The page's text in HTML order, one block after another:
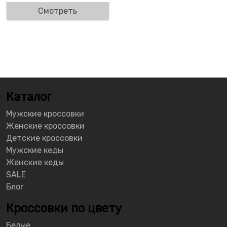
Смотреть
Каталог
Мужские кроссовки
Женские кроссовки
Детские кроссовки
Мужские кеды
Женские кеды
SALE
Блог
Кроссовки по цвету